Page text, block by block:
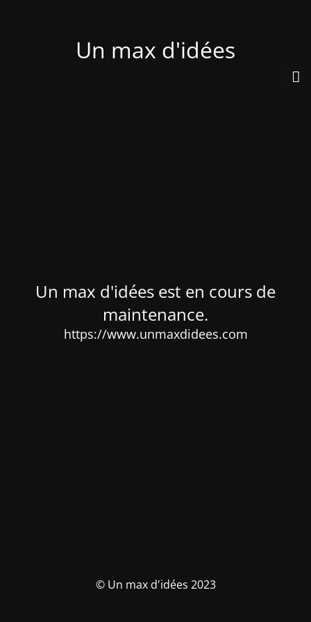
Un max d'idées
Un max d'idées est en cours de
maintenance.
https://www.unmaxdidees.com
© Un max d'idées 2023